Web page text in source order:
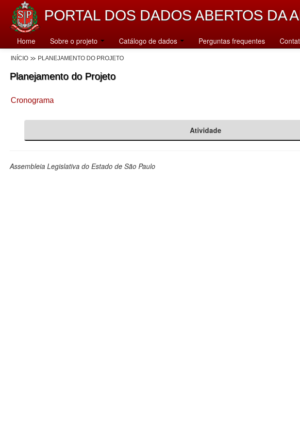
PORTAL DOS DADOS ABERTOS DA
Home Sobre o projeto Catálogo de dados Perguntas frequentes
INÍCIO PLANEJAMENTO DO PROJETO
Planejamento do Projeto
Cronograma
Atividade
Assembleia Legislativa do Estado de São Paulo